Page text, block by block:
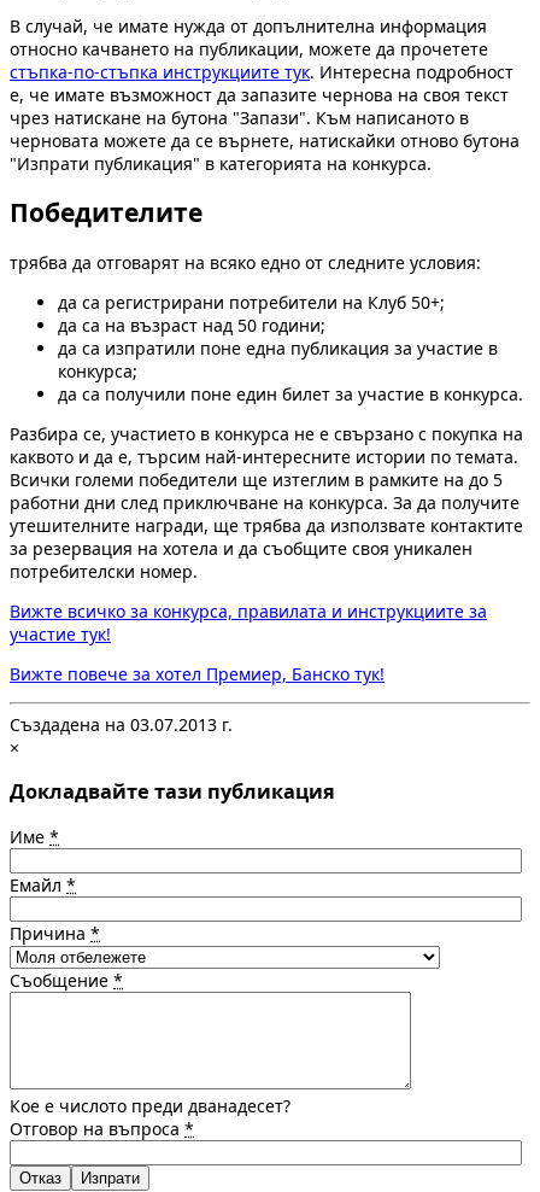
В случай, че имате нужда от допълнителна информация
относно качването на публикации, можете да прочетете
стъпка-по-стъпка инструкциите тук. Интересна подробност
е, че имате възможност да запазите чернова на своя текст
чрез натискане на бутона "Запази". Към написаното в
черновата можете да се върнете, натискайки отново бутона
"Изпрати публикация" в категорията на конкурса.
Победителите
трябва да отговарят на всяко едно от следните условия:
да са регистрирани потребители на Клуб 50+;
да са на възраст над 50 години;
да са изпратили поне една публикация за участие в
конкурса;
да са получили поне един билет за участие в конкурса.
Разбира се, участието в конкурса не е свързано с покупка на
каквото и да е, търсим най-интересните истории по темата.
Всички големи победители ще изтеглим в рамките на до 5
работни дни след приключване на конкурса. За да получите
утешителните награди, ще трябва да използвате контактите
за резервация на хотела и да съобщите своя уникален
потребителски номер.
Вижте всичко за конкурса, правилата и инструкциите за
участие тук!
Вижте повече за хотел Премиер, Банско тук!
Създадена на 03.07.2013 г.
×
Докладвайте тази публикация
Име *
Емайл *
Причина *
Съобщение *
Кое е числото преди дванадесет?
Отговор на въпроса *
Отказ